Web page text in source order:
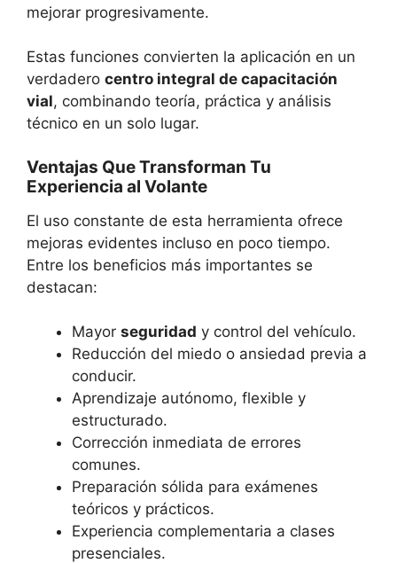
mejorar progresivamente.
Estas funciones convierten la aplicación en un
verdadero centro integral de capacitación
vial, combinando teoría, práctica y análisis
técnico en un solo lugar.
Ventajas Que Transforman Tu
Experiencia al Volante
El uso constante de esta herramienta ofrece
mejoras evidentes incluso en poco tiempo.
Entre los beneficios más importantes se
destacan:
Mayor seguridad y control del vehículo.
Reducción del miedo o ansiedad previa a
conducir.
Aprendizaje autónomo, flexible y
estructurado.
Corrección inmediata de errores
comunes.
Preparación sólida para exámenes
teóricos y prácticos.
Experiencia complementaria a clases
presenciales.